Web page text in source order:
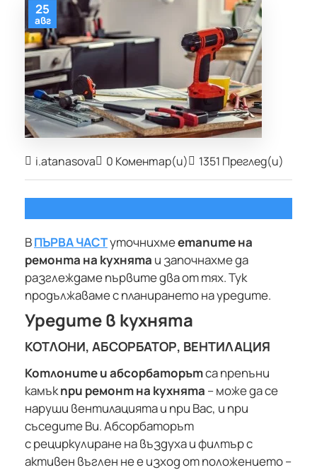
25
авг
i.atanasova 0 Коментар(и) 1351 Преглед(и)
ВПЪРВА ЧАСТуточнихмеетапите на
ремонта на кухнята и започнахме да
разглеждаме първите два от тях. Тук
продължаваме с планирането на уредите.
Уредите в кухнята
КОТЛОНИ, АБСОРБАТОР, ВЕНТИЛАЦИЯ
Котлоните и абсорбаторътса препъни
камъкпри ремонт на кухнята – може да се
наруши вентилацията и при Вас, и при
съседите Ви. Абсорбаторът
с рециркулиране на въздуха и филтър с
активен въглен не е изход от положението –